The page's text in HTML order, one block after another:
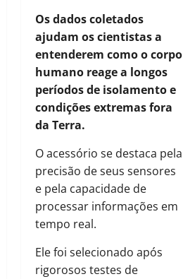
Os dados coletados
ajudam os cientistas a
entenderem como o corpo
humano reage a longos
períodos de isolamento e
condições extremas fora
da Terra.
O acessório se destaca pela
precisão de seus sensores
e pela capacidade de
processar informações em
tempo real.
Ele foi selecionado após
rigorosos testes de